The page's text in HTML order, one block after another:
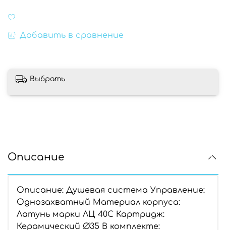
Добавить в сравнение
Выбрать
Описание
Описание: Душевая система Управление:
Однозахватный Материал корпуса:
Латунь марки ЛЦ 40С Картридж:
Керамический Ø35 В комплекте: